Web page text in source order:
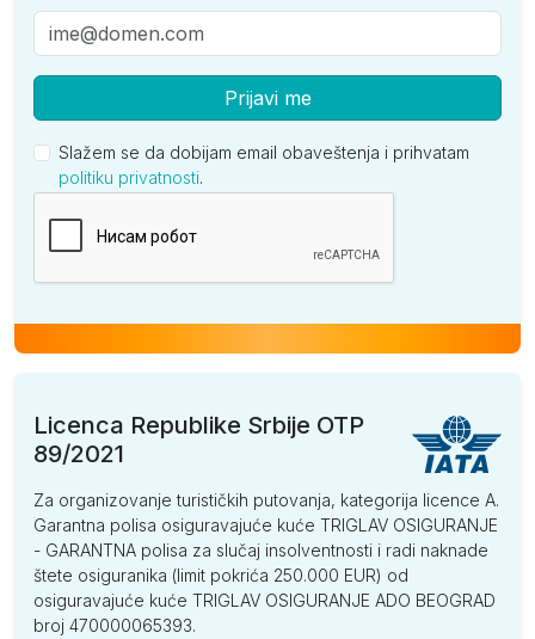
Prijavi me
Slažem se da dobijam email obaveštenja i prihvatam
politiku privatnosti.
Licenca Republike Srbije OTP
89/2021
Za organizovanje turističkih putovanja, kategorija licence A.
Garantna polisa osiguravajuće kuće TRIGLAV OSIGURANJE
- GARANTNA polisa za slučaj insolventnosti i radi naknade
štete osiguranika (limit pokrića 250.000 EUR) od
osiguravajuće kuće TRIGLAV OSIGURANJE ADO BEOGRAD
broj 470000065393.